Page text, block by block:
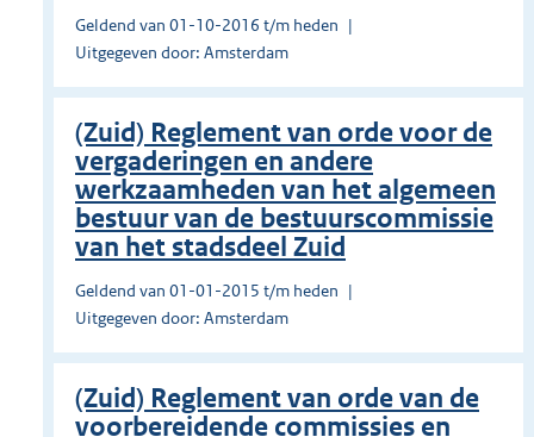
Geldend van 01-10-2016 t/m heden
Uitgegeven door: Amsterdam
(Zuid) Reglement van orde voor de
vergaderingen en andere
werkzaamheden van het algemeen
bestuur van de bestuurscommissie
van het stadsdeel Zuid
Geldend van 01-01-2015 t/m heden
Uitgegeven door: Amsterdam
(Zuid) Reglement van orde van de
voorbereidende commissies en